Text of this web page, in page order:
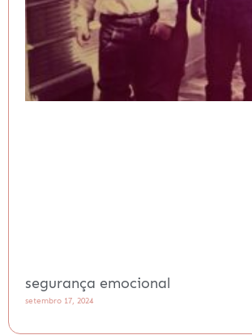
segurança emocional
setembro 17, 2024